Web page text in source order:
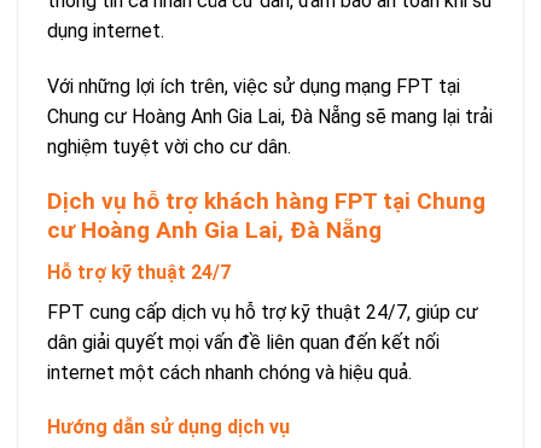
dụng internet.
Với những lợi ích trên, việc sử dụng mạng FPT tại
Chung cư Hoàng Anh Gia Lai, Đà Nẵng sẽ mang lại trải
nghiệm tuyệt vời cho cư dân.
Dịch vụ hỗ trợ khách hàng FPT tại Chung
cư Hoàng Anh Gia Lai, Đà Nẵng
Hỗ trợ kỹ thuật 24/7
FPT cung cấp dịch vụ hỗ trợ kỹ thuật 24/7, giúp cư
dân giải quyết mọi vấn đề liên quan đến kết nối
internet một cách nhanh chóng và hiệu quả.
Hướng dẫn sử dụng dịch vụ